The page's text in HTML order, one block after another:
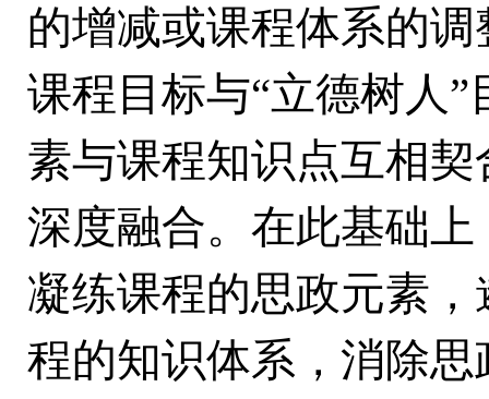
的增减或课程体系的
课程目标与“立德树人
素与课程知识点互相
深度融合。在此基础
凝练课程的思政元素
程的知识体系，消除